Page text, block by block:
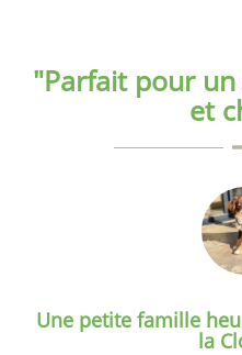
"Parfait pour
et
Une petite famille
la